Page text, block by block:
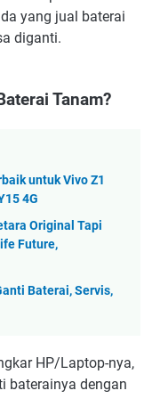
yang jual baterai
diganti.
Tanam?
untuk Vivo Z1
4G
Original Tapi
Future,
Baterai, Servis,
HP/Laptop-nya,
baterainya dengan